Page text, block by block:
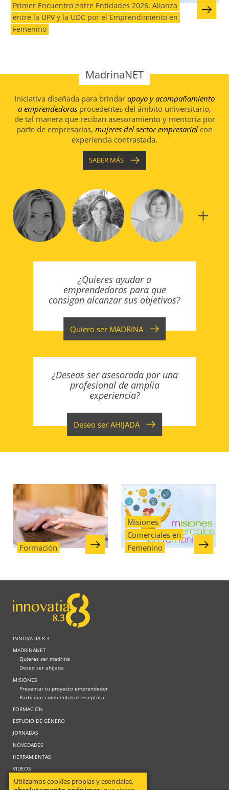
Primer Encuentro entre Entidades 2026: Alianza
entre la UPV y la UDC por el Emprendimiento en
Femenino
MadrinaNET
Iniciativa diseñada para brindar apoyo y acompañamiento
a emprendedoras procedentes del ámbito universitario,
de tal manera que reciban asesoramiento y mentoría por
parte de empresarias, mujeres del sector empresarial con
experiencia contrastada.
SABER MÁS
¿Quieres ayudar a
emprendedoras para que
consigan alcanzar sus objetivos?
Quiero ser MADRINA
¿Deseas ser asesorada por una
profesional de amplia
experiencia?
Deseo ser AHIJADA
Formación
Misiones
Comerciales en
Femenino
INNOVATIA 8.3
MADRINANET
Quieres ser madrina
Deseo ser ahijada
MISIONES
Presentar tu proyecto emprendedor
Participar como entidad receptora
FORMACIÓN
ESTUDIO DE GÉNERO
JORNADAS
NOVEDADES
HERRAMIENTAS
VIDEOS
Utilizamos cookies propias y esenciales,